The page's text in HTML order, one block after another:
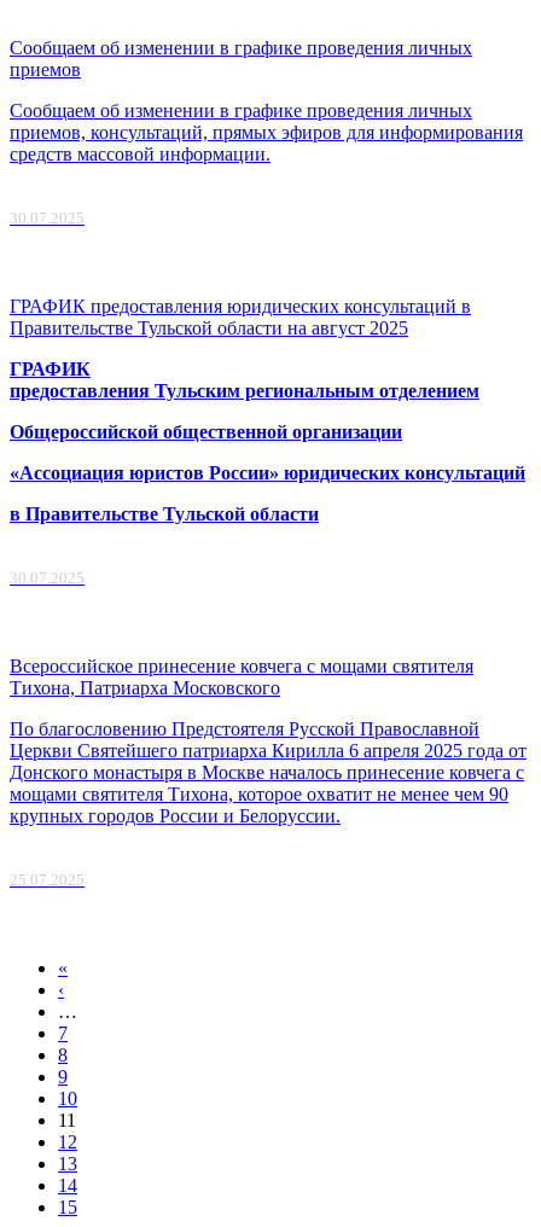
Сообщаем об изменении в графике проведения личных
приемов
Сообщаем об изменении в графике проведения личных
приемов, консультаций, прямых эфиров для информирования
средств массовой информации.
30.07.2025
ГРАФИК предоставления юридических консультаций в
Правительстве Тульской области на август 2025
ГРАФИК
предоставления Тульским региональным отделением
Общероссийской общественной организации
«Ассоциация юристов России» юридических консультаций
в Правительстве Тульской области
30.07.2025
Всероссийское принесение ковчега с мощами святителя
Тихона, Патриарха Московского
По благословению Предстоятеля Русской Православной
Церкви Святейшего патриарха Кирилла 6 апреля 2025 года от
Донского монастыря в Москве началось принесение ковчега с
мощами святителя Тихона, которое охватит не менее чем 90
крупных городов России и Белоруссии.
25.07.2025
Страницы
«
‹
…
7
8
9
10
11
12
13
14
15